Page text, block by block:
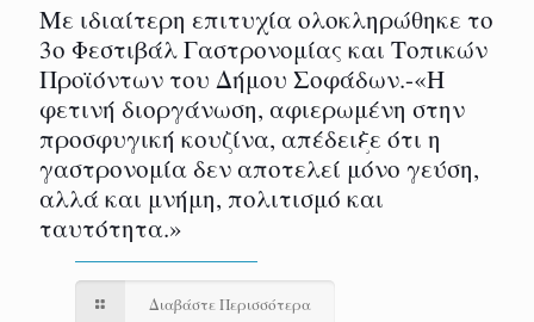
Με ιδιαίτερη επιτυχία ολοκληρώθηκε το
3ο Φεστιβάλ Γαστρονομίας και Τοπικών
Προϊόντων του Δήμου Σοφάδων.-«Η
φετινή διοργάνωση, αφιερωμένη στην
προσφυγική κουζίνα, απέδειξε ότι η
γαστρονομία δεν αποτελεί μόνο γεύση,
αλλά και μνήμη, πολιτισμό και
ταυτότητα.»
Διαβάστε Περισσότερα